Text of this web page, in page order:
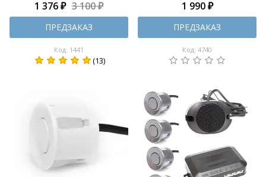
1 376 ₽ 3 100 ₽
ПРЕДЗАКАЗ
Код: 1441
(13)
1 990 ₽
ПРЕДЗАКАЗ
Код: 4740